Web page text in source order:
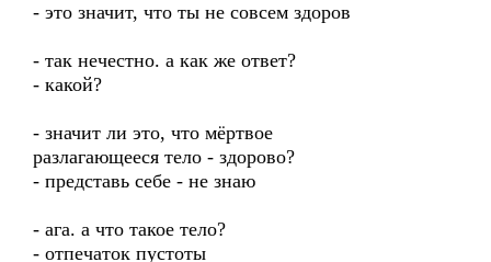
- это значит, что ты не совсем здоров
- так нечестно. а как же ответ?
- какой?
- значит ли это, что мёртвое
разлагающееся тело - здорово?
- представь себе - не знаю
- ага. а что такое тело?
- отпечаток пустоты